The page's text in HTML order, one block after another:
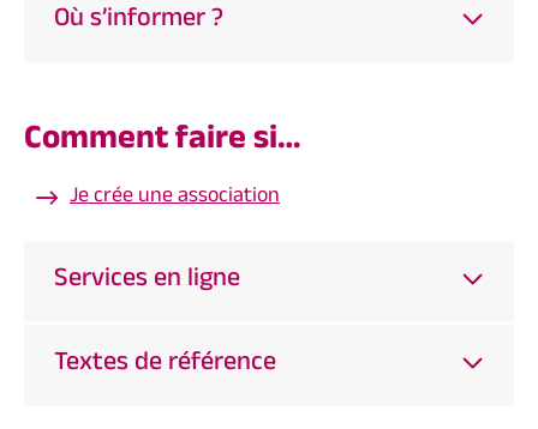
Où s’informer ?
Comment faire si…
Je crée une association
Services en ligne
Textes de référence